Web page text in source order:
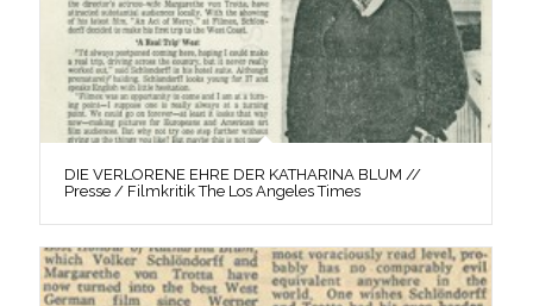
DIE VERLORENE EHRE DER KATHARINA BLUM //
Presse / Filmkritik The Los Angeles Times